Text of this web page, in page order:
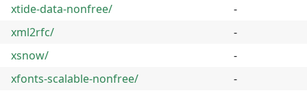
xtide-data-nonfree/
-
xml2rfc/
-
xsnow/
-
xfonts-scalable-nonfree/
-